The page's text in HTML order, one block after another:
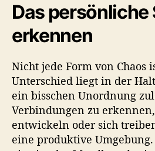
Das persönliche
erkennen
Nicht jede Form von Chaos
Unterschied liegt in der
ein bisschen Unordnung
Verbindungen zu
entwickeln oder sich
eine produktive